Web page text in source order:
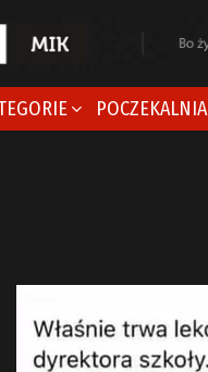
POCZEKALNIA